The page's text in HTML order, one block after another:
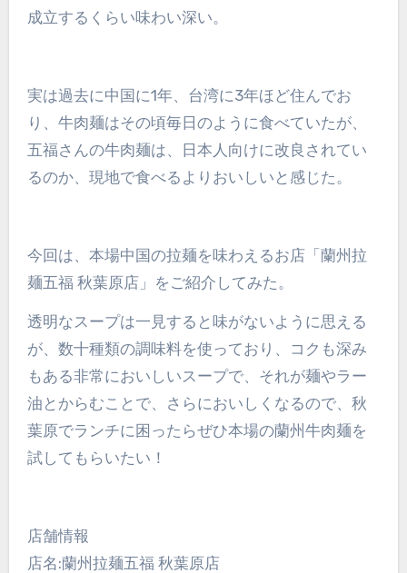
成立するくらい味わい深い。
実は過去に中国に1年、台湾に3年ほど住んでお
り、牛肉麺はその頃毎日のように食べていたが、
五福さんの牛肉麺は、日本人向けに改良されてい
るのか、現地で食べるよりおいしいと感じた。
今回は、本場中国の拉麺を味わえるお店「蘭州拉
麺五福 秋葉原店」をご紹介してみた。
透明なスープは一見すると味がないように思える
が、数十種類の調味料を使っており、コクも深み
もある非常においしいスープで、それが麺やラー
油とからむことで、さらにおいしくなるので、秋
葉原でランチに困ったらぜひ本場の蘭州牛肉麺を
試してもらいたい！
店舗情報
店名:蘭州拉麺五福 秋葉原店